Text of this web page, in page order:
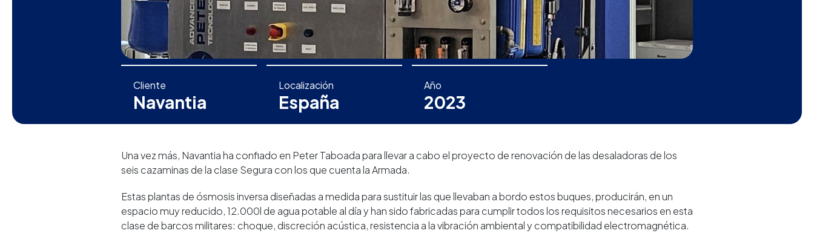
Cliente
Navantia
Localización
España
Año
2023
Una vez más, Navantia ha confiado en Peter Taboada para llevar a cabo el proyecto de renovación de las desaladoras de los
seis cazaminas de la clase Segura con los que cuenta la Armada.
Estas plantas de ósmosis inversa diseñadas a medida para sustituir las que llevaban a bordo estos buques, producirán, en un
espacio muy reducido, 12.000l de agua potable al día y han sido fabricadas para cumplir todos los requisitos necesarios en esta
clase de barcos militares: choque, discreción acústica, resistencia a la vibración ambiental y compatibilidad electromagnética.